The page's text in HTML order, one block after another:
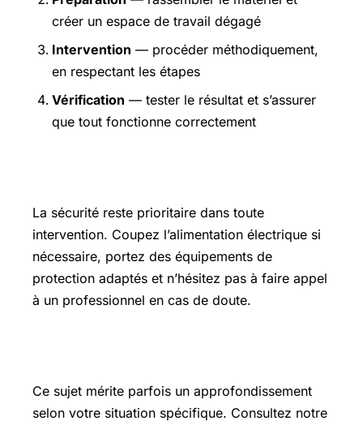
créer un espace de travail dégagé
Intervention — procéder méthodiquement,
en respectant les étapes
Vérification — tester le résultat et s’assurer
que tout fonctionne correctement
La sécurité reste prioritaire dans toute
intervention. Coupez l’alimentation électrique si
nécessaire, portez des équipements de
protection adaptés et n’hésitez pas à faire appel
à un professionnel en cas de doute.
Ce sujet mérite parfois un approfondissement
selon votre situation spécifique. Consultez notre